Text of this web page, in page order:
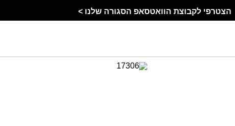
הצטרפי לקבוצת הוואטסאפ הסגורה שלנו >